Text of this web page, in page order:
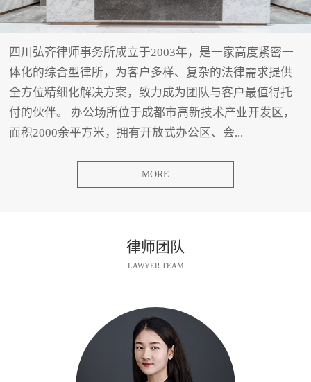
四川弘齐律师事务所成立于2003年，是一家高度紧密一
体化的综合型律所，为客户多样、复杂的法律需求提供
全方位精细化解决方案，致力成为团队与客户最值得托
付的伙伴。 办公场所位于成都市高新技术产业开发区，
面积2000余平方米，拥有开放式办公区、会...
MORE
律师团队
LAWYER TEAM